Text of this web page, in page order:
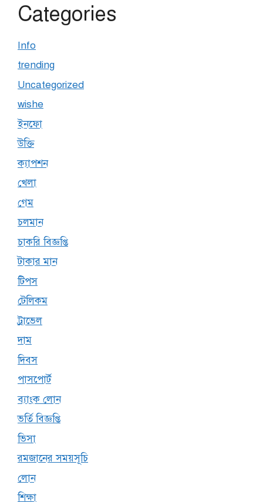
Categories
Info
trending
Uncategorized
wishe
ইনফো
উক্তি
ক্যাপশন
খেলা
গেম
চলমান
চাকরি বিজ্ঞপ্তি
টাকার মান
টিপস
টেলিকম
ট্রাভেল
দাম
দিবস
পাসপোর্ট
ব্যাংক লোন
ভর্তি বিজ্ঞপ্তি
ভিসা
রমজানের সময়সূচি
লোন
শিক্ষা